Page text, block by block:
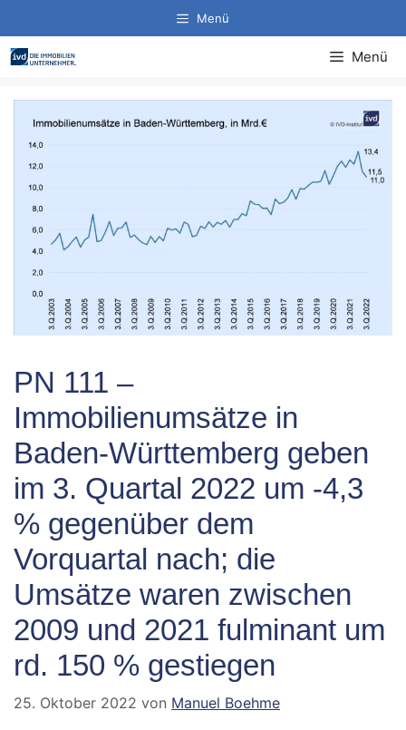
Inhalt
springen
Menü
Menü
PN 111 –
Immobilienumsätze in
Baden-Württemberg geben
im 3. Quartal 2022 um -4,3
% gegenüber dem
Vorquartal nach; die
Umsätze waren zwischen
2009 und 2021 fulminant um
rd. 150 % gestiegen
25. Oktober 2022 von Manuel Boehme